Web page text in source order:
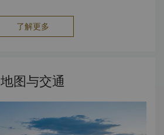
租车服务 机场接机服务
了解更多
地图与交通